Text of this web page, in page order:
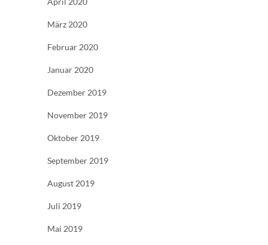
März 2020
Februar 2020
Januar 2020
Dezember 2019
November 2019
Oktober 2019
September 2019
August 2019
Juli 2019
Mai 2019